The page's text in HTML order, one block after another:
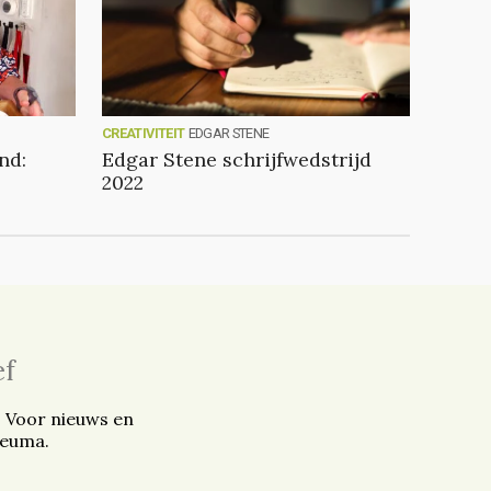
CREATIVITEIT EDGAR STENE
Edgar Stene schrijfwedstrijd
2022
nieuws en